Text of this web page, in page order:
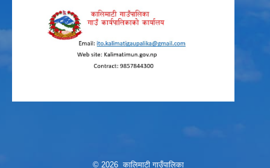
© 2026 कालिमाटी गाउँपालिका